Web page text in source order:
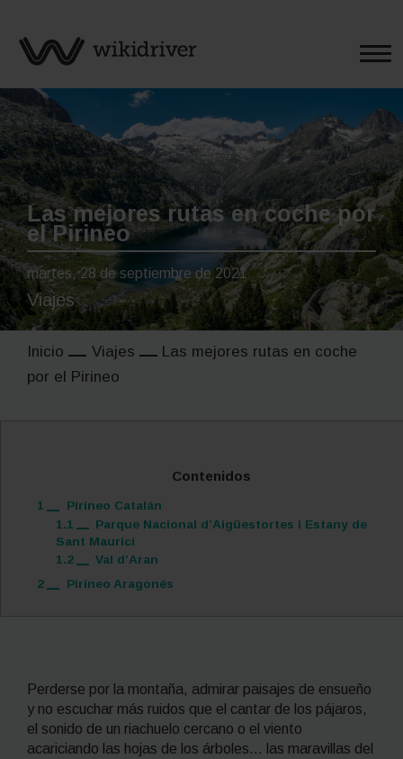
Las mejores rutas en coche por
el Pirineo
martes, 28 de septiembre de 2021
Viajes
Inicio Viajes
Las mejores rutas en coche
por el Pirineo
Contenidos
1
Pirineo Catalán
1.1
Parque Nacional d’Aigüestortes i Estany de
Sant Maurici
1.2
Val d’Aran
2
Pirineo Aragonés
Perderse por la montaña, admirar paisajes de ensueño
y no escuchar más ruidos que el cantar de los pájaros,
el sonido de un riachuelo cercano o el viento
acariciando las hojas de los árboles… las maravillas del